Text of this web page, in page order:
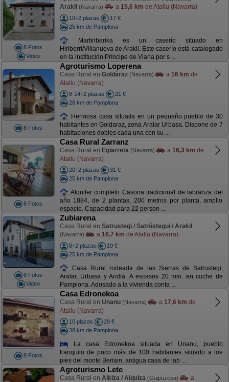
8 Fotos
Video
Arakil (Navarra) a 15,6 km de Atallu (Navarra)
10+2 plazas
17 €
25 km de Pamplona
Martinberika es un caserío situado en
Hiriberri/Villanueva de Arakil. Este caserío está catalogado
en la institución Príncipe de Viana por s ...
8 Fotos
Agroturismo Loperena
Casa Rural en Goldáraz (Navarra) a 16 km de
Atallu (Navarra)
8-14+2 plazas
21 €
28 km de Pamplona
Hermosa casa situada en un pequeño pueblo de 30
habitantes en Goldaraz, zona Aralar Urbasa. Dispone de 7
habitaciones dobles cada una con su ...
8 Fotos
Casa Rural Zarranz
Casa Rural en Egiarreta (Navarra) a 16,3 km de
Atallu (Navarra)
20+2 plazas
31 €
25 km de Pamplona
Alquiler completo Casona tradicional de labranza del
año 1884, de 2 plantas, 200 metros por planta, amplio
espacio. Capacidad para 22 person ...
8 Fotos
Video
Zubiarena
Casa Rural en Satrustegi / Satrústegui / Arakil
(Navarra) a 16,7 km de Atallu (Navarra)
8+2 plazas
19 €
25 km de Pamplona
Casa Rural rodeada de las Sierras de Satrustegi,
Aralar, Urbasa y Andia. A escasos 20 min. en coche de
Pamplona. Adosado a la vivienda conta ...
8 Fotos
Casa Edronekoa
Casa Rural en Unanu (Navarra) a 17,6 km de
Atallu (Navarra)
10 plazas
29 €
38 km de Pamplona
La casa Edronekoa situada en Unanu, pueblo
tranquilo de poco más de 100 habitantes situado a los
pies del monte Beriain, antigua casa de lab ...
Agroturismo Lete
Casa Rural en Alkiza / Alquiza (Guipúzcoa)
a